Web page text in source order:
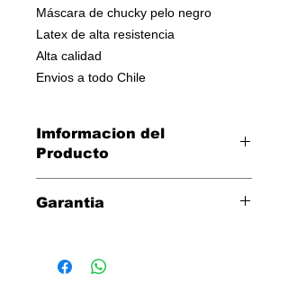
Máscara de chucky pelo negro
Latex de alta resistencia
Alta calidad
Envios a todo Chile
Imformacion del
Producto
Garantia